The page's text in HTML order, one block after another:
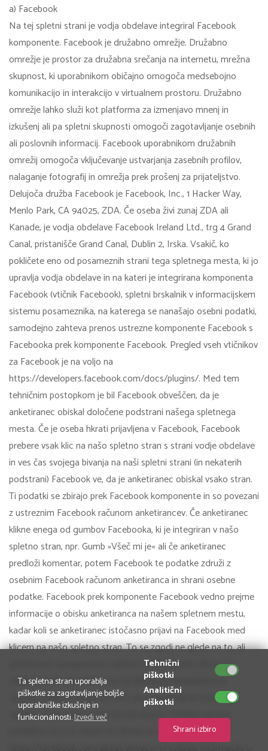
a) Facebook
Na tej spletni strani je vodja obdelave integriral Facebook
komponente. Facebook je družabno omrežje. Družabno
omrežje je prostor za družabna srečanja na internetu, mrežna
skupnost, ki uporabnikom običajno omogoča medsebojno
komunikacijo in interakcijo v virtualnem prostoru. Družabno
omrežje lahko služi kot platforma za izmenjavo mnenj in
izkušenj ali pa spletni skupnosti omogoči zagotavljanje osebnih
ali poslovnih informacij. Facebook uporabnikom družabnih
omrežij omogoča vključevanje ustvarjanja zasebnih profilov,
nalaganje fotografij in omrežja prek prošenj za prijateljstvo.
Delujoča družba Facebook je Facebook, Inc., 1 Hacker Way,
Menlo Park, CA 94025, ZDA. Če oseba živi zunaj ZDA ali
Kanade, je vodja obdelave Facebook Ireland Ltd., trg 4 Grand
Canal, pristanišče Grand Canal, Dublin 2, Irska. Vsakič, ko
pokličete eno od posameznih strani tega spletnega mesta, ki jo
upravlja vodja obdelave in na kateri je integrirana komponenta
Facebook (vtičnik Facebook), spletni brskalnik v informacijskem
sistemu posameznika, na katerega se nanašajo osebni podatki,
samodejno zahteva prenos ustrezne komponente Facebook s
Facebooka prek komponente Facebook. Pregled vseh vtičnikov
za Facebook je na voljo na
https://developers.facebook.com/docs/plugins/. Med tem
tehničnim postopkom je bil Facebook obveščen, da je
anketiranec obiskal določene podstrani našega spletnega
mesta. Če je oseba hkrati prijavljena v Facebook, Facebook
prebere vsak klic na našo spletno stran s strani vodje obdelave
in ves čas svojega bivanja na naši spletni strani (in nekaterih
podstrani) Facebook ve, da je anketiranec obiskal vsako stran.
Ti podatki se zbirajo prek Facebook komponente in so povezani
z ustreznim Facebook računom anketirancev. Če anketiranec
klikne enega od gumbov Facebooka, ki je integriran v našo
spletno stran, npr. Gumb »Všeč mi je« ali če anketiranec
predloži komentar, potem Facebook te podatke združi z
osebnim Facebook računom anketiranca in shrani osebne
podatke. Facebook prek komponente Facebook vedno prejme
informacije o obisku anketiranca na našem spletnem mestu,
kadar koli se anketiranec istočasno prijavi na Facebook med
klicem na našo spletno stran. To se zgodi ne glede na to, ali
anketiranec komponento zažene na Facebooku ali ne. Če
takšen prenos podatkov na Facebook za anketiranca ni
zaželen, lahko to prepreči tako, da se pred klicem na našo
spletno stran odjavi iz Facebook računa. Politika varstva
podatkov, ki jo je objavil Facebook, je na voljo na
Ta spletna stran uporablja
piškotke za zagotavljanje boljše
uporabniške izkušnje in
funkcionalnosti.Izvedi več
Tehnični
piškotki
Analitični
piškotki
Shrani izbiro